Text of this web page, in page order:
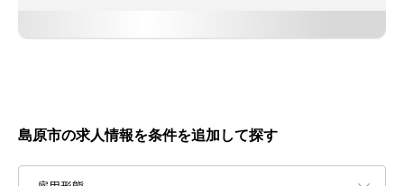
島原市の求人情報を条件を追加して探す